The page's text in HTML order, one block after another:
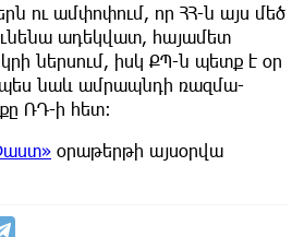
ու ամփոփում, որ ՀՀ-ն այս մեծ
ադեկվատ, հայամետ
ներսում, իսկ ՔՊ-ն պետք է օր
նաև ամրապնդի ռազմա-
ՌԴ-ի հետ։
օրաթերթի այսօրվա